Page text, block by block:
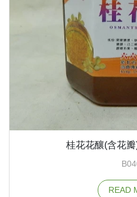
桂花花釀(含花
READ